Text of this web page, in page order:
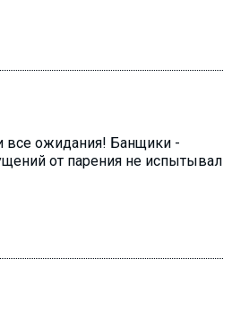
все ожидания! Банщики -
от парения не испытывал